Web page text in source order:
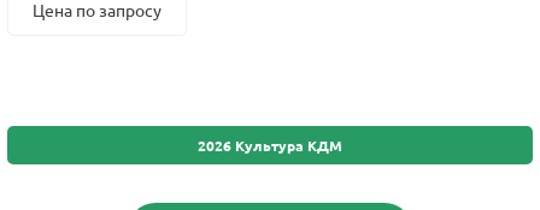
Цена по запросу
2026 Культура КДМ